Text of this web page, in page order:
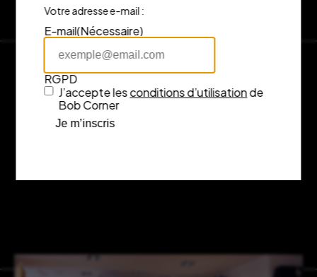
Votre adresse e-mail :
E-mail(Nécessaire)
RGPD
J’accepte lesconditions d’utilisationde
Bob Corner
Je m’inscris